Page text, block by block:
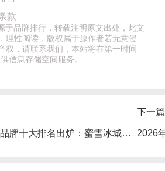
款
于品牌排行，转载注明原文出处，此文
理性阅读，版权属于原作者若无意侵
权，请联系我们，本站将在第一时间
信息存储空间服务。
2026年奶茶加盟品牌十大排名出炉：蜜雪冰城领跑，供应链与差异化成关键
下一篇